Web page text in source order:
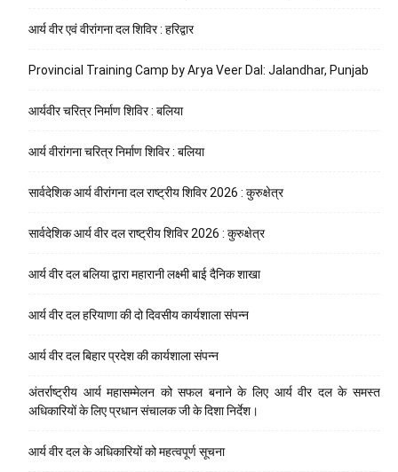
आर्य वीर एवं वीरांगना दल शिविर : हरिद्वार
Provincial Training Camp by Arya Veer Dal: Jalandhar, Punjab
आर्यवीर चरित्र निर्माण शिविर : बलिया
आर्य वीरांगना चरित्र निर्माण शिविर : बलिया
सार्वदेशिक आर्य वीरांगना दल राष्ट्रीय शिविर 2026 : कुरुक्षेत्र
सार्वदेशिक आर्य वीर दल राष्ट्रीय शिविर 2026 : कुरुक्षेत्र
आर्य वीर दल बलिया द्वारा महारानी लक्ष्मी बाई दैनिक शाखा
आर्य वीर दल हरियाणा की दो दिवसीय कार्यशाला संपन्न
आर्य वीर दल बिहार प्रदेश की कार्यशाला संपन्न
अंतर्राष्ट्रीय आर्य महासम्मेलन को सफल बनाने के लिए आर्य वीर दल के समस्त
अधिकारियों के लिए प्रधान संचालक जी के दिशा निर्देश।
आर्य वीर दल के अधिकारियों को महत्वपूर्ण सूचना